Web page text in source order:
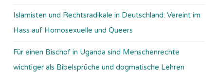
Islamisten und Rechtsradikale in Deutschland: Vereint im
Hass auf Homosexuelle und Queers
Für einen Bischof in Uganda sind Menschenrechte
wichtiger als Bibelsprüche und dogmatische Lehren